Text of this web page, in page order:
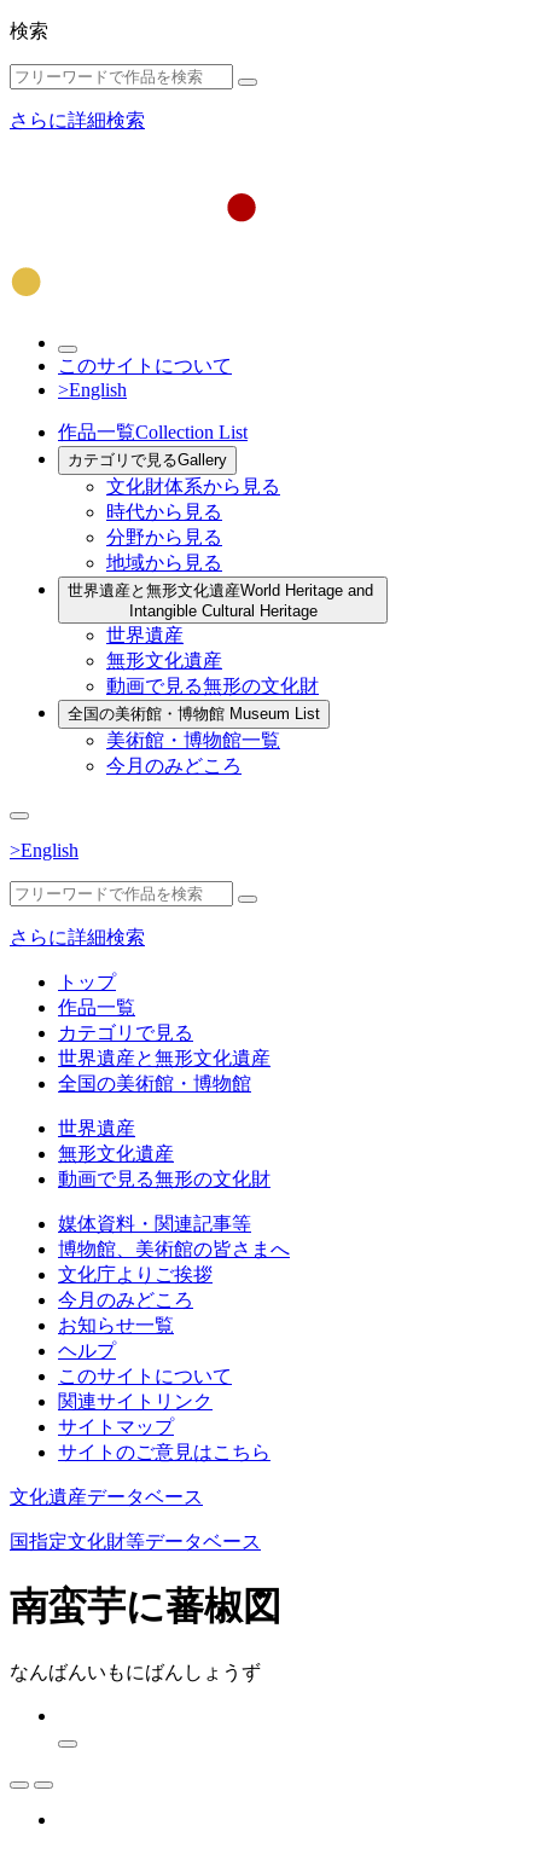
検索
さらに詳細検索
このサイトについて
>English
作品一覧Collection List
カテゴリで見るGallery
文化財体系から見る
時代から見る
分野から見る
地域から見る
世界遺産と無形文化遺産World Heritage and
Intangible Cultural Heritage
世界遺産
無形文化遺産
動画で見る無形の文化財
全国の美術館・博物館 Museum List
美術館・博物館一覧
今月のみどころ
>English
さらに詳細検索
トップ
作品一覧
カテゴリで見る
世界遺産と無形文化遺産
全国の美術館・博物館
世界遺産
無形文化遺産
動画で見る無形の文化財
媒体資料・関連記事等
博物館、美術館の皆さまへ
文化庁よりご挨拶
今月のみどころ
お知らせ一覧
ヘルプ
このサイトについて
関連サイトリンク
サイトマップ
サイトのご意見はこちら
文化遺産データベース
国指定文化財等データベース
南蛮芋に蕃椒図
なんばんいもにばんしょうず